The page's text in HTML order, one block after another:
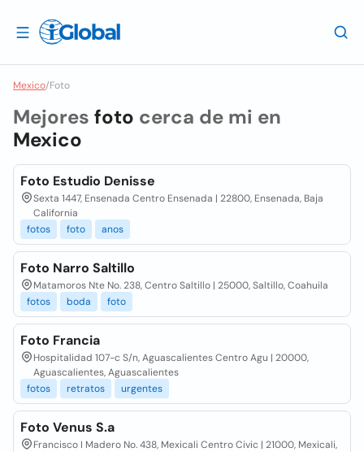
Mexico/Foto
Mejores foto cerca de mi en
Mexico
Foto Estudio Denisse
Sexta 1447, Ensenada Centro Ensenada | 22800, Ensenada, Baja
California
fotos
foto anos
Foto Narro Saltillo
Matamoros Nte No. 238, Centro Saltillo | 25000, Saltillo, Coahuila
fotos
boda foto
Foto Francia
Hospitalidad 107-c S/n, Aguascalientes Centro Agu | 20000,
Aguascalientes, Aguascalientes
fotos
retratos urgentes
Foto Venus S.a
Francisco I Madero No. 438, Mexicali Centro Civic | 21000, Mexicali,